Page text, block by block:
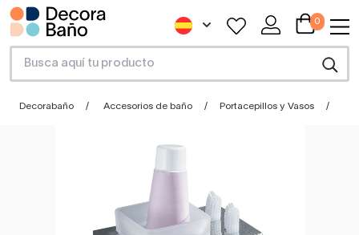
0
Decorabaño Accesorios de baño Portacepillos y Vasos